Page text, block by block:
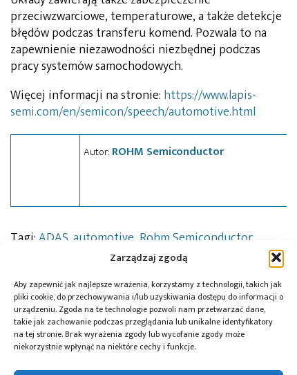
Zarządzaj zgodą
Aby zapewnić jak najlepsze wrażenia, korzystamy z technologii, takich jak
pliki cookie, do przechowywania i/lub uzyskiwania dostępu do informacji o
urządzeniu. Zgoda na te technologie pozwoli nam przetwarzać dane,
takie jak zachowanie podczas przeglądania lub unikalne identyfikatory
na tej stronie. Brak wyrażenia zgody lub wycofanie zgody może
niekorzystnie wpłynąć na niektóre cechy i funkcje.
przeciwzwarciowe, temperaturowe, a także detekcje
błędów podczas transferu komend. Pozwala to na
zapewnienie niezawodności niezbędnej podczas
pracy systemów samochodowych.
Więcej informacji na stronie: https://www.lapis-
semi.com/en/semicon/speech/automotive.html
Autor: ROHM Semiconductor
Tagi: ADAS automotive Rohm Semiconductor
Przeczytaj również: